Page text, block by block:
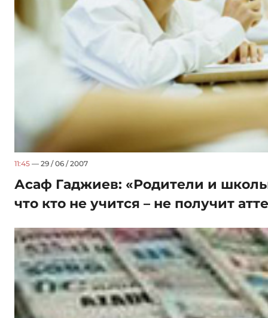
11:45 — 29 / 06 / 2007
Асаф Гаджиев: «Родители и
что кто не учится – не получит